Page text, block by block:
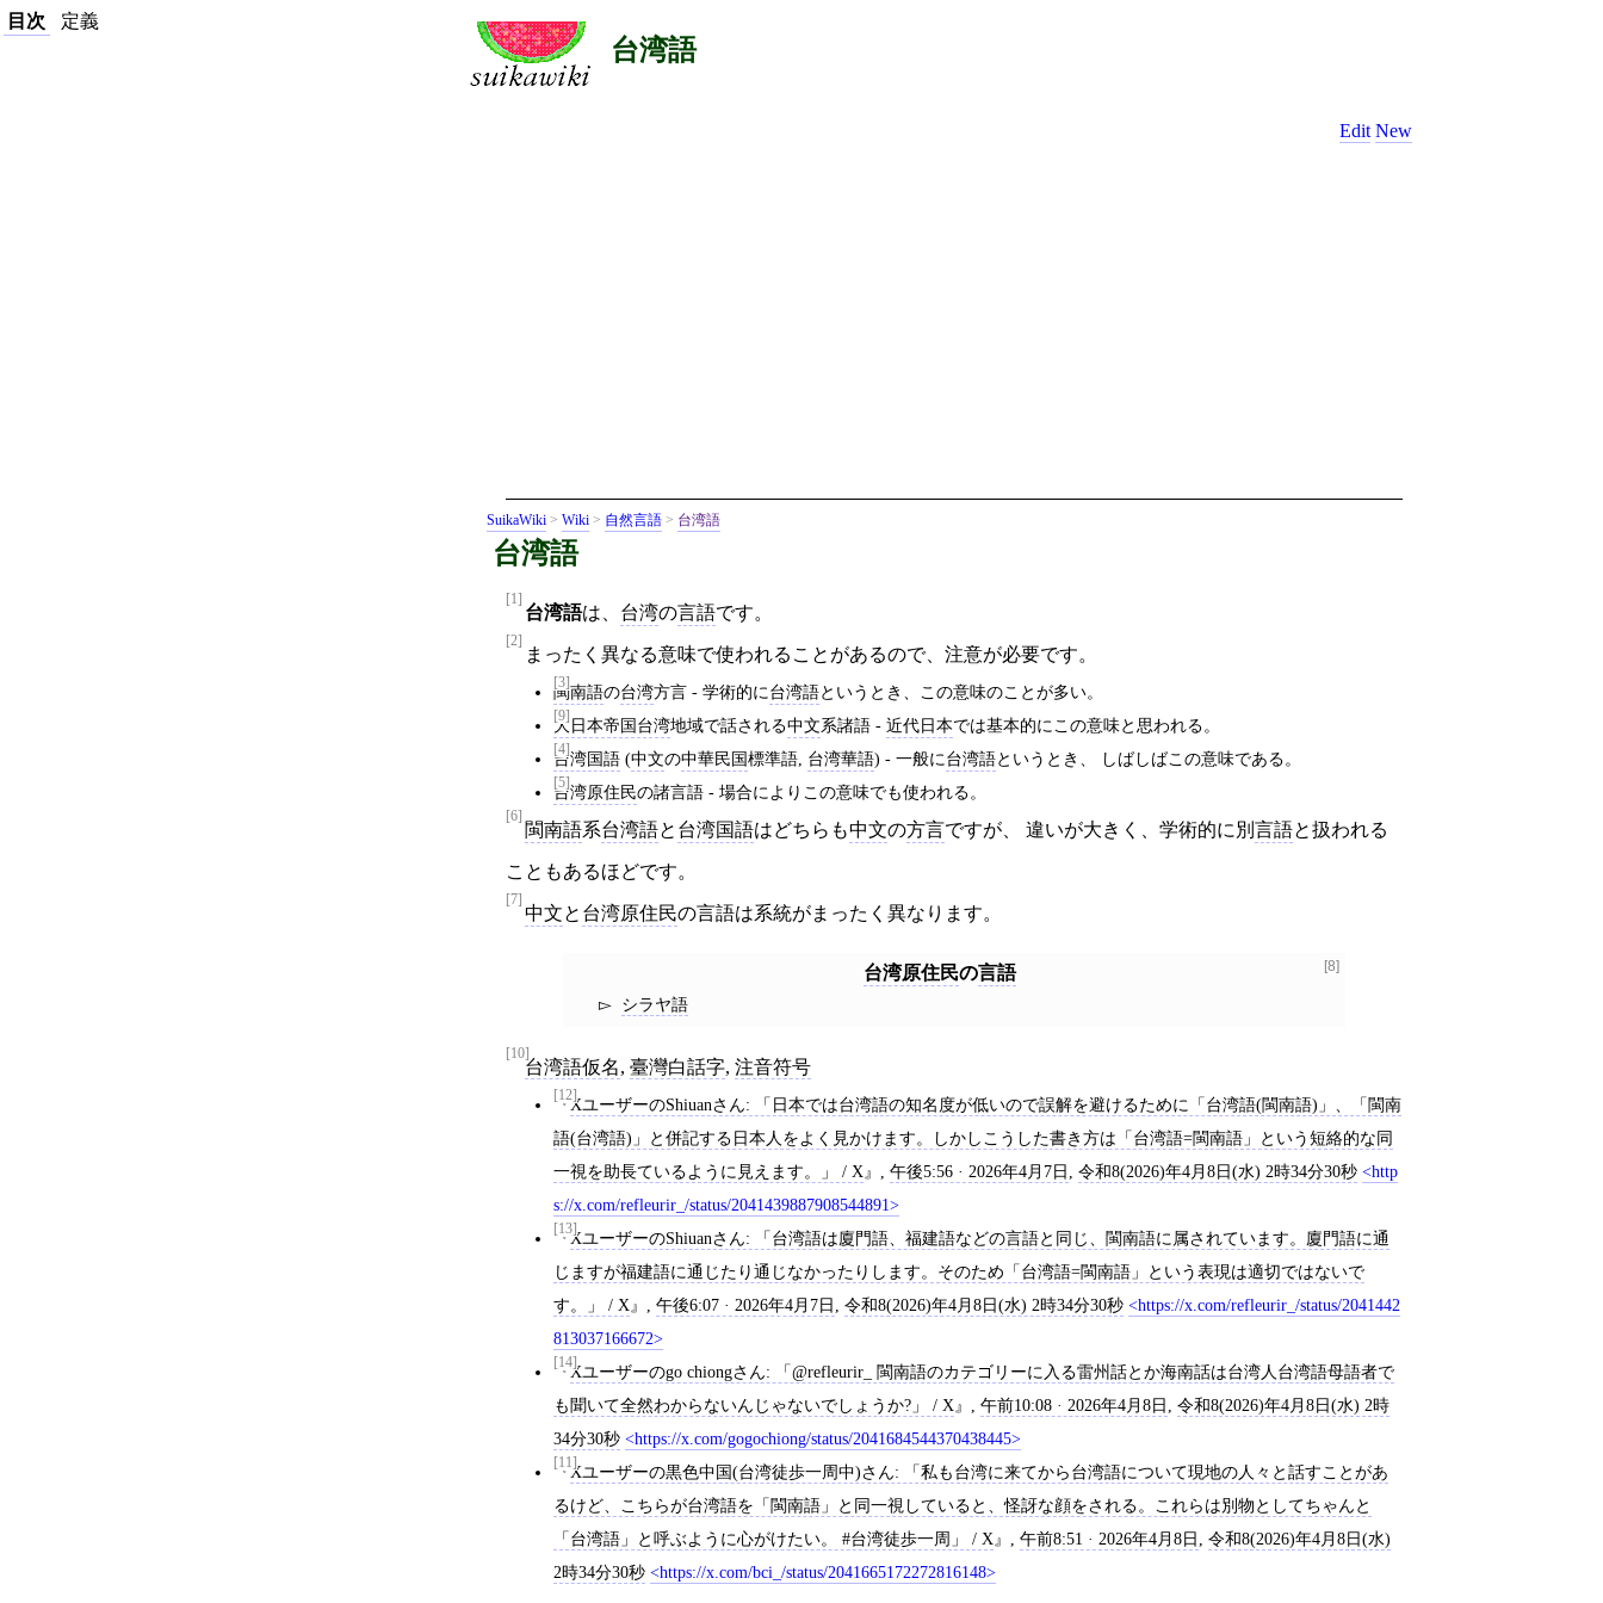
台湾語
Edit New
SuikaWiki > Wiki > 自然言語 > 台湾語
台湾語
[1]
台湾語は、 台湾の言語です。
[2]
まったく異なる意味で使われることがあるので、注意が必要です。
[3]
閩南語の台湾方言 - 学術的に台湾語というとき、この意味のことが多い。
[9]
大日本帝国台湾地域で話される中文系諸語 - 近代日本では基本的にこの意味と思われる。
[4]
台湾国語 (中文の中華民国標準語, 台湾華語) - 一般に台湾語というとき、 しばしばこの意味である。
[5]
台湾原住民の諸言語 - 場合によりこの意味でも使われる。
[6]
閩南語系台湾語と 台湾国語はどちらも中文の方言ですが、 違いが大きく、学術的に別 言語と扱われる
こともあるほどです。
[7]
中文と 台湾原住民の言語は系統がまったく異なります。
[8]
台湾原住民の言語
シラヤ語
[10]
台湾語仮名, 臺灣白話字, 注音符号
[12]XユーザーのShiuanさん: 「日本では台湾語の知名度が低いので誤解を避けるために「台湾語(閩南語)」、「閩南
語(台湾語)」と併記する日本人をよく見かけます。しかしこうした書き方は「台湾語=閩南語」という短絡的な同
一視を助長ているように見えます。」 / X
午後5:56 · 2026年4月7日 令和8(2026)年4月8日(水) 2時34分30秒
http
s://x.com/refleurir_/status/2041439887908544891
[13]XユーザーのShiuanさん: 「台湾語は廈門語、福建語などの言語と同じ、閩南語に属されています。廈門語に通
じますが福建語に通じたり通じなかったりします。そのため「台湾語=閩南語」という表現は適切ではないで
す。」 / X
午後6:07 · 2026年4月7日 令和8(2026)年4月8日(水) 2時34分30秒
https://x.com/refleurir_/status/2041442
813037166672
[14]Xユーザーのgo chiongさん: 「@refleurir_ 閩南語のカテゴリーに入る雷州話とか海南話は台湾人台湾語母語者で
も聞いて全然わからないんじゃないでしょうか?」 / X
午前10:08 · 2026年4月8日
令和8(2026)年4月8日(水) 2時
34分30秒
https://x.com/gogochiong/status/2041684544370438445
[11]Xユーザーの黒色中国(台湾徒歩一周中)さん: 「私も台湾に来てから台湾語について現地の人々と話すことがあ
るけど、こちらが台湾語を「閩南語」と同一視していると、怪訝な顔をされる。これらは別物としてちゃんと
「台湾語」と呼ぶように心がけたい。 #台湾徒歩一周」 / X
午前8:51 · 2026年4月8日
令和8(2026)年4月8日(水)
2時34分30秒
https://x.com/bci_/status/2041665172272816148
目次 定義